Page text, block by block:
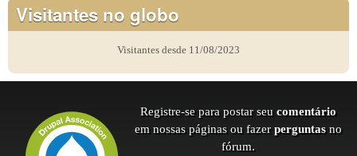
Visitantes no globo
Visitantes desde 11/08/2023
Registre-se para postar seu comentário
em nossas páginas ou fazer perguntas no
fórum.